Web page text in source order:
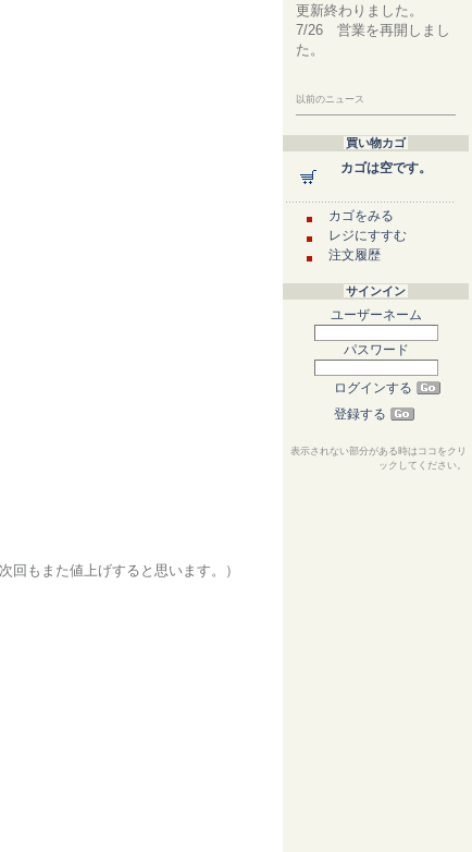
もまた値上げすると思います。）
更新終わりました。
7/26 営業を再開しまし
た。
以前のニュース
買い物カゴ
カゴは空です。
カゴをみる
レジにすすむ
注文履歴
サインイン
ユーザーネーム
パスワード
ログインする
登録する
表示されない部分がある時はココをクリ
ックしてください。